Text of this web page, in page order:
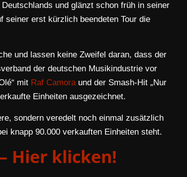
und glänzt schon früh in seiner
seiner erst kürzlich beendeten Tour die
und lassen keine Zweifel daran, dass der
der deutschen Musikindustrie vor
mit Raf Camoraund der Smash-Hit „Nur
Einheiten ausgezeichnet.
sondern veredelt noch einmal zusätzlich
knapp 90.000 verkauften Einheiten steht.
Hier klicken!